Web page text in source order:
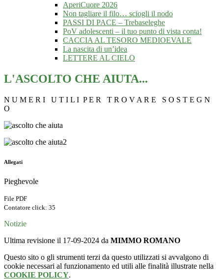
AperiCuore 2026
Non tagliare il filo… sciogli il nodo
PASSI DI PACE – Trebaseleghe
PoV adolescenti – il tuo punto di vista conta!
CACCIA AL TESORO MEDIOEVALE
La nascita di un’idea
LETTERE AL CIELO
L'ASCOLTO CHE AIUTA...
N U M E R I U T I L I P E R T R O V A R E S O S T E G N
O
Allegati
Pieghevole
File PDF
Contatore click: 35
Notizie
Ultima revisione il 17-09-2024 da MIMMO ROMANO
Questo sito o gli strumenti terzi da questo utilizzati si avvalgono di
cookie necessari al funzionamento ed utili alle finalità illustrate nella
COOKIE POLICY.